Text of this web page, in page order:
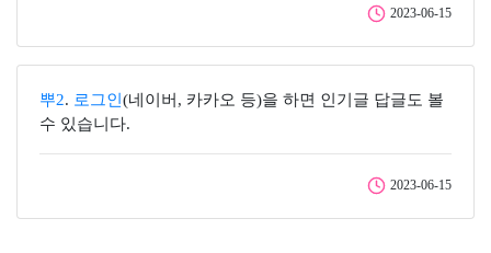
2023-06-15
뿌2. 로그인 (네이버, 카카오 등)을 하면 인기글 답글도 볼
수 있습니다.
2023-06-15